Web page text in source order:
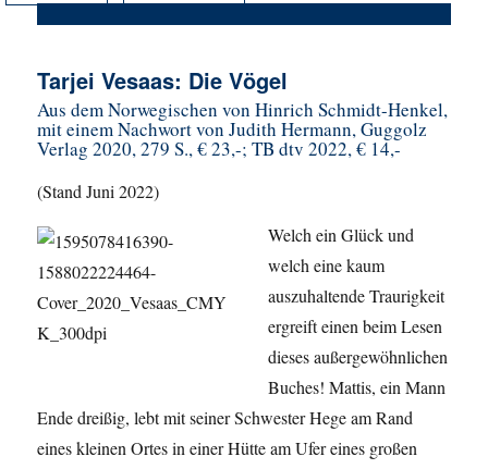
Tarjei Vesaas: Die Vögel
Aus dem Norwegischen von Hinrich Schmidt-Henkel,
mit einem Nachwort von Judith Hermann, Guggolz
Verlag 2020, 279 S., € 23,-; TB dtv 2022, € 14,-
(Stand Juni 2022)
Welch ein Glück und
welch eine kaum
auszuhaltende Traurigkeit
ergreift einen beim Lesen
dieses außergewöhnlichen
Buches! Mattis, ein Mann
Ende dreißig, lebt mit seiner Schwester Hege am Rand
eines kleinen Ortes in einer Hütte am Ufer eines großen